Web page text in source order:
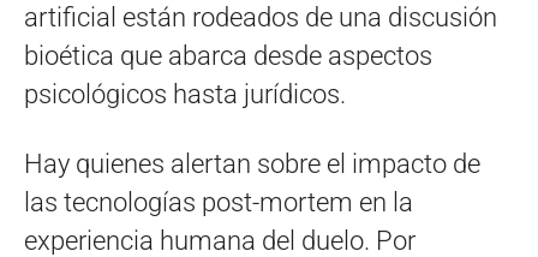
artificial están rodeados de una discusión
bioética que abarca desde aspectos
psicológicos hasta jurídicos.
Hay quienes alertan sobre el impacto de
las tecnologías post-mortem en la
experiencia humana del duelo. Por